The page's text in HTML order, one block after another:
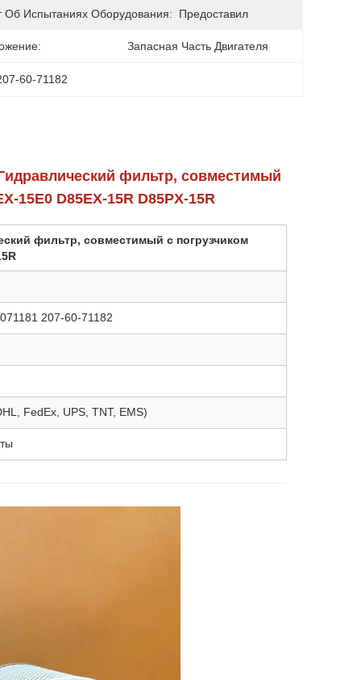
Об Испытаниях Оборудования: Предоставил
Запасная Часть Двигателя
60-71182
Гидравлический фильтр, совместимый
15E0 D85EX-15R D85PX-15R
фильтр, совместимый с погрузчиком
207-60-71182
FedEx, UPS, TNT, EMS)